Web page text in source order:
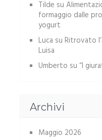
Tilde su
formaggio dalle
yogurt
Luca su Ritrovato
Luisa
Umberto su “I
Archivi
Maggio 2026